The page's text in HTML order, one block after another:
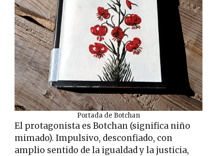
Portada de Botchan
El protagonista es Botchan (significa niño
mimado). Impulsivo, desconfiado, con
amplio sentido de la igualdad y la justicia,